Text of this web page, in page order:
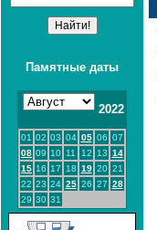
Памятные даты
2022
01 02 03 04 05 06 07
08 09 10 11 12 13 14
15 16 17 18 19 20 21
22 23 24 25 26 27 28
29 30 31